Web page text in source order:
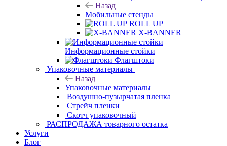
Назад
Мобильные стенды
ROLL UP
X-BANNER
Информационные стойки
Флагштоки
материалы
Назад
Упаковочные материалы
пузырчатая пленка
Стрейч пленки